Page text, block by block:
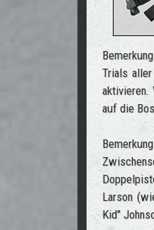
Trials
aktivieren.
auf die
Larson
Kid"